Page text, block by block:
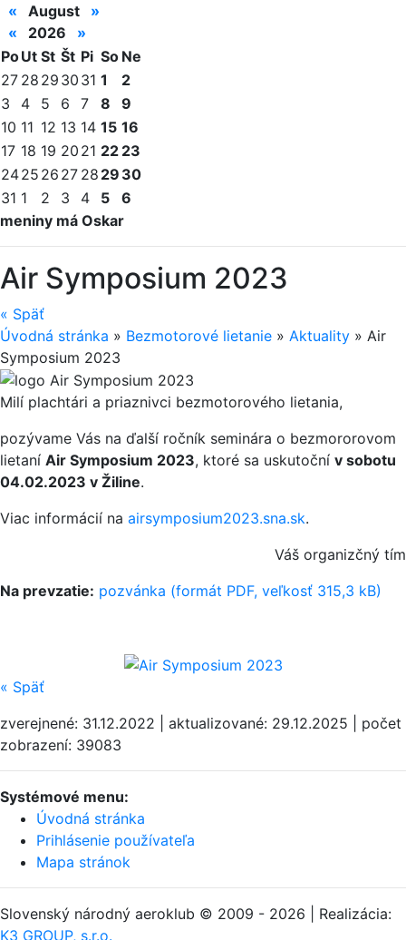
« August
»
«
2026
»
PoUt St Št Pi So Ne
27 28 29 30 31 1
2
3
4 5 6 7 8
9
10 11 12 13 14 15 16
17 18 19 20 21 22 23
2425 26 27 28 29 30
31 1 2 3 4 5
6
meniny má Oskar
Air Symposium 2023
« Späť
Úvodná stránka » Bezmotorové lietanie » Aktuality » Air
Symposium 2023
Milí plachtári a priaznivci bezmotorového lietania,
pozývame Vás na ďalší ročník seminára o bezmororovom
lietaní Air Symposium 2023, ktoré sa uskutoční v sobotu
04.02.2023 v Ži­line.
Viac informácií na airsymposium2023­.sna.sk.
Váš organizčný tím
Na prevzatie: pozvánka (formát PDF, veľkosť 315,3 kB)
« Späť
zverejnené: 31.12.2022 | aktualizované: 29.12.2025 | počet
zobrazení: 39083
Systémové menu:
Úvodná stránka
Prihlásenie používateľa
Mapa stránok
Slovenský národný aeroklub © 2009 - 2026 | Realizácia:
K3 GROUP, s.r.o.